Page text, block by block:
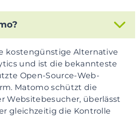
kostengünstige Alternative
und ist die bekannteste
Open-Source-Web-
Matomo schützt die
Websitebesucher, überlässt
gleichzeitig die Kontrolle